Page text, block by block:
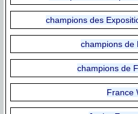
champions des
champions de
champions de
France